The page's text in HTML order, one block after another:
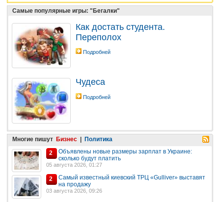
Самые популярные игры: "Бегалки"
Как достать студента.
Переполох
Подробней
Чудеса
Подробней
Многие пишут Бизнес | Политика
2
Объявлены новые размеры зарплат в Украине:
сколько будут платить
05 августа 2026, 01:27
2
Самый известный киевский ТРЦ «Gulliver» выставят
на продажу
03 августа 2026, 09:26